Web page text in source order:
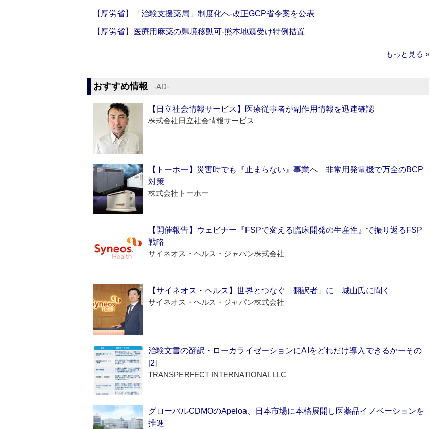
【厚労省】「治験支援薬局」制度化へ‐改正GCP省令案を公表
【厚労省】医療用麻薬の県境移動可‐熊本地震受け特例措置
もっと見る »
おすすめ情報 ‐AD‐
【日立社会情報サービス】医療従事者が副作用情報を迅速確認
株式会社日立社会情報サービス
【トーホー】災害時でも『止まらない』事業へ 非常用発電機で万全のBCP
対策
株式会社トーホー
【開催報告】ウェビナー『FSPで変える臨床開発の生産性』で振り返るFSP
戦略
サイネオス・ヘルス・ジャパン株式会社
【サイネオス・ヘルス】世界とつなぐ「翻訳者」に 城山氏に聞く
サイネオス・ヘルス・ジャパン株式会社
治験文書の翻訳・ローカライゼーションにAIをどれだけ導入できるかーその
[2]
TRANSPERFECT INTERNATIONAL LLC
グローバルCDMOのApeloa、日本市場に本格展開し医薬品イノベーションを
推進